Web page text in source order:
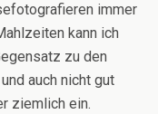
immer
kann ich
zu den
auch nicht gut
ziemlich ein.